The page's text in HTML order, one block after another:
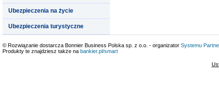
Ubezpieczenia na życie
Ubezpieczenia turystyczne
© Rozwiązanie dostarcza Bonnier Business Polska sp. z o.o. - organizator Systemu
Produkty te znajdziesz także na bankier.pl/smart